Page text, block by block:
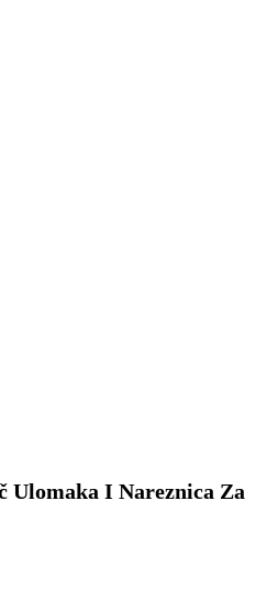
Ulomaka I Nareznica Za